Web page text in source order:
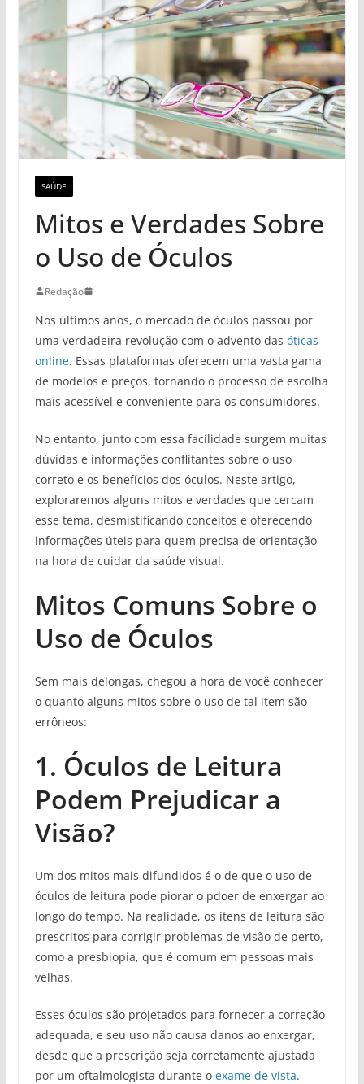
SAÚDE
Mitos e Verdades Sobre
o Uso de Óculos
Redação
Nos últimos anos, o mercado de óculos passou por
uma verdadeira revolução com o advento das óticas
online. Essas plataformas oferecem uma vasta gama
de modelos e preços, tornando o processo de escolha
mais acessível e conveniente para os consumidores.
No entanto, junto com essa facilidade surgem muitas
dúvidas e informações conflitantes sobre o uso
correto e os benefícios dos óculos. Neste artigo,
exploraremos alguns mitos e verdades que cercam
esse tema, desmistificando conceitos e oferecendo
informações úteis para quem precisa de orientação
na hora de cuidar da saúde visual.
Mitos Comuns Sobre o
Uso de Óculos
Sem mais delongas, chegou a hora de você conhecer
o quanto alguns mitos sobre o uso de tal item são
errôneos:
1. Óculos de Leitura
Podem Prejudicar a
Visão?
Um dos mitos mais difundidos é o de que o uso de
óculos de leitura pode piorar o pdoer de enxergar ao
longo do tempo. Na realidade, os itens de leitura são
prescritos para corrigir problemas de visão de perto,
como a presbiopia, que é comum em pessoas mais
velhas.
Esses óculos são projetados para fornecer a correção
adequada, e seu uso não causa danos ao enxergar,
desde que a prescrição seja corretamente ajustada
por um oftalmologista durante o exame de vista.